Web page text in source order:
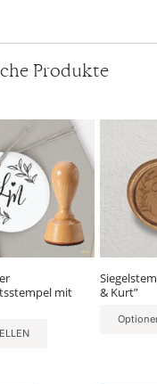
Produkte
mit
& Kurt”